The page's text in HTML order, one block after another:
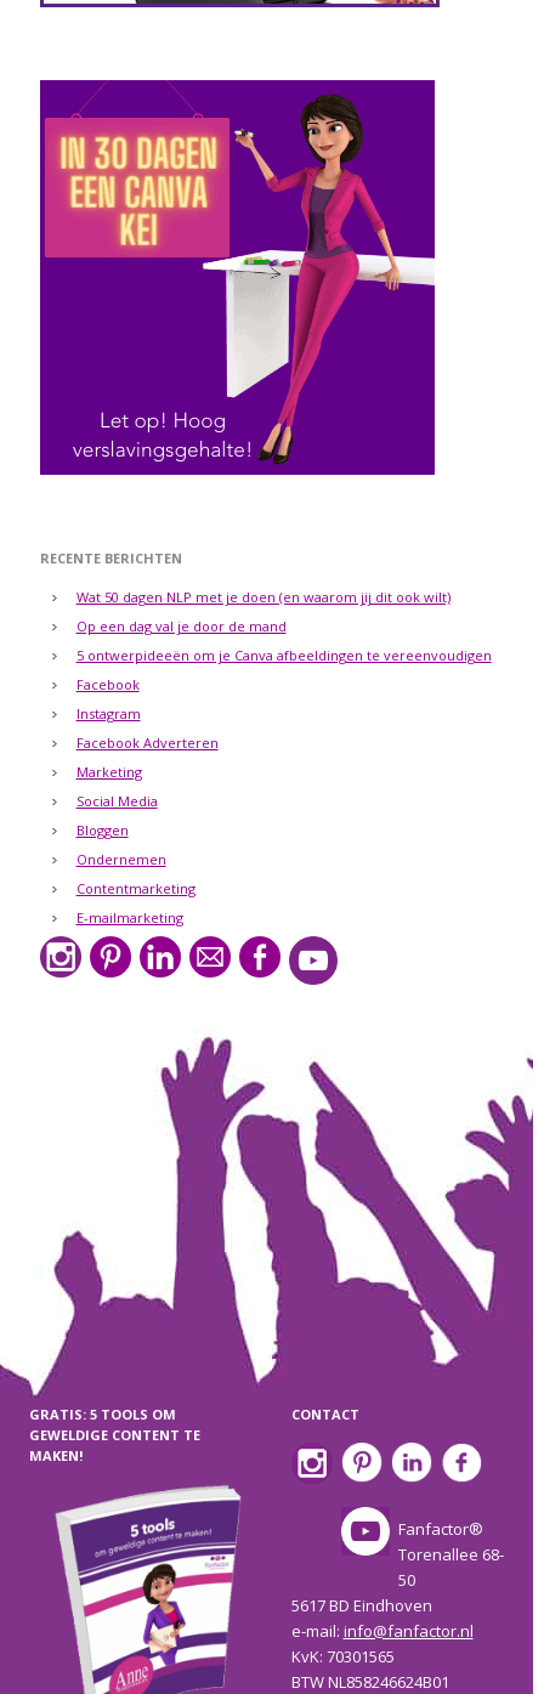
RECENTE BERICHTEN
Wat 50 dagen NLP met je doen (en waarom jij dit ook wilt)
Op een dag val je door de mand
5 ontwerpideeën om je Canva afbeeldingen te vereenvoudigen
Facebook
Instagram
Facebook Adverteren
Marketing
Social Media
Bloggen
Ondernemen
Contentmarketing
E-mailmarketing
GRATIS: 5 TOOLS OM
GEWELDIGE CONTENT TE
MAKEN!
CONTACT
Fanfactor®
Torenallee 68-
50
5617 BD Eindhoven
e-mail: info@fanfactor.nl
KvK: 70301565
BTW NL858246624B01